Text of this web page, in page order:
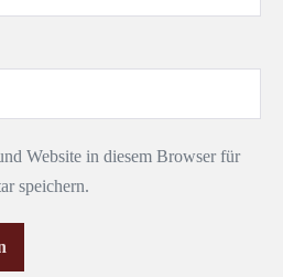
Website in diesem Browser für
speichern.